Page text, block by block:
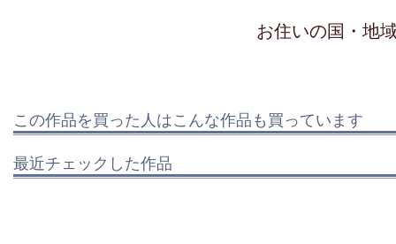
お住いの国・地
この作品を買った人はこんな作品も買っています
最近チェックした作品